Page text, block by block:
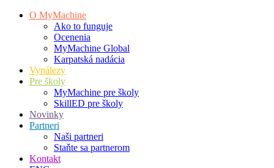
O MyMachine
Ako to funguje
Ocenenia
MyMachine Global
Karpatská nadácia
Vynálezy
Pre školy
MyMachine pre školy
SkillED pre školy
Novinky
Partneri
Naši partneri
Staňte sa partnerom
Kontakt